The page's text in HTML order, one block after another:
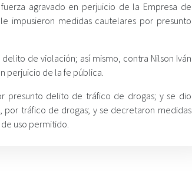
agravado en perjuicio de la Empresa de
impusieron medidas cautelares por presunto
de violación; así mismo, contra Nilson Iván
perjuicio de la fe pública.
presunto delito de tráfico de drogas; y se dio
por tráfico de drogas; y se decretaron medidas
uso permitido.